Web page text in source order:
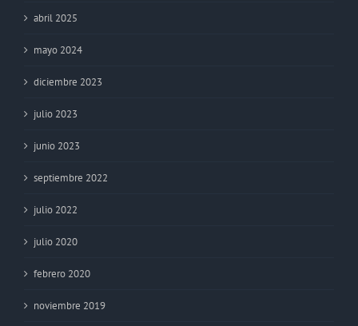
abril 2025
mayo 2024
diciembre 2023
julio 2023
junio 2023
septiembre 2022
julio 2022
julio 2020
febrero 2020
noviembre 2019